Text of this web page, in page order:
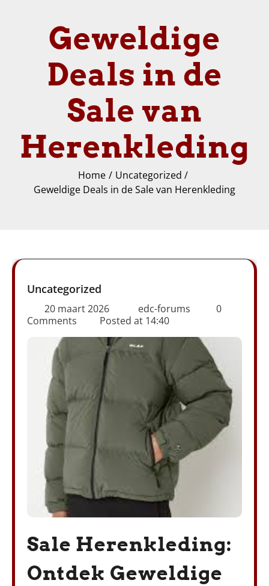
Geweldige
Deals in de
Sale van
Herenkleding
Home
Uncategorized
Geweldige Deals in de Sale van Herenkleding
Uncategorized
20 maart 2026 edc-forums
0
Comments
Posted at 14:40
Sale Herenkleding:
Ontdek Geweldige